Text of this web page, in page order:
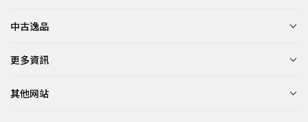
中古逸品
更多資訊
其他网站